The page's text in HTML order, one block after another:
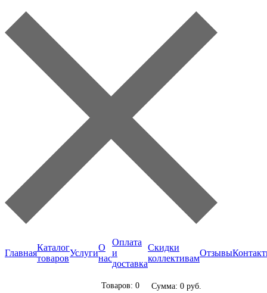
Главная
Каталог
товаров
Услуги
О
нас
Оплата
и
доставка
Скидки
коллективам
Отзывы
Товаров: 0 Сумма: 0 руб.